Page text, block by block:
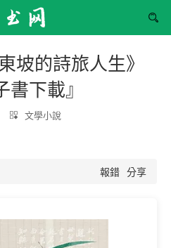

坡的詩旅人生》
下載』

分
文學小說
報錯 分享